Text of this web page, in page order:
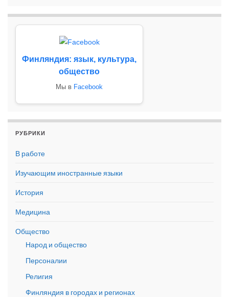
Финляндия: язык, культура,
общество
Мы в Facebook
РУБРИКИ
В работе
Изучающим иностранные языки
История
Медицина
Общество
Народ и общество
Персоналии
Религия
Финляндия в городах и регионах